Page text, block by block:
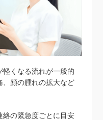
くなる流れが一般的
、顔の腫れの拡大など
絡の緊急度ごとに目安